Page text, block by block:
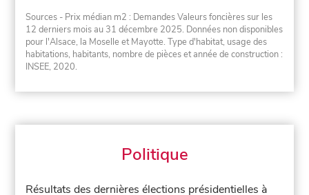
Sources - Prix médian m2 : Demandes Valeurs foncières sur les
12 derniers mois au 31 décembre 2025. Données non disponibles
pour l'Alsace, la Moselle et Mayotte. Type d'habitat, usage des
habitations, habitants, nombre de pièces et année de construction :
INSEE, 2020.
Politique
Résultats des dernières élections présidentielles à